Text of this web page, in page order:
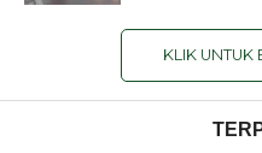
KLIK UNTUK